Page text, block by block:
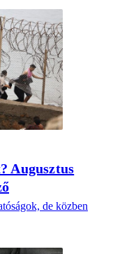
Augusztus
de közben